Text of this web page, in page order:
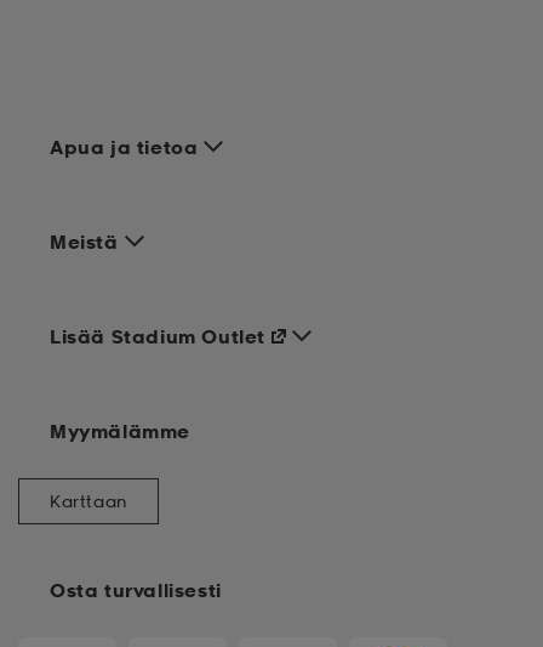
Apua ja tietoa
Meistä
Osta turvallisesti
Lisää Stadium Outlet
Myymälämme
Karttaan